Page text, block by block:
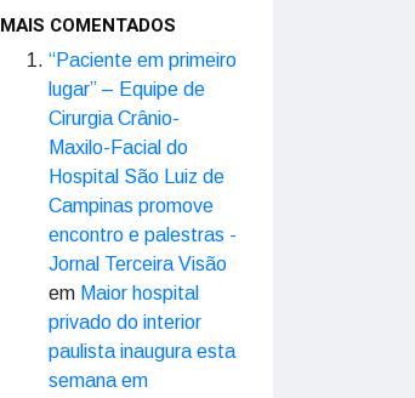
MAIS COMENTADOS
“Paciente em primeiro
lugar” – Equipe de
Cirurgia Crânio-
Maxilo-Facial do
Hospital São Luiz de
Campinas promove
encontro e palestras -
Jornal Terceira Visão
em Maior hospital
privado do interior
paulista inaugura esta
semana em